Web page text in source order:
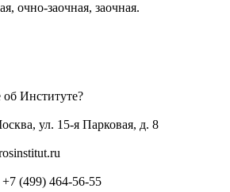
очно-заочная, заочная.
об Институте?
ул. 15-я Парковая, д. 8
(499) 464-56-55